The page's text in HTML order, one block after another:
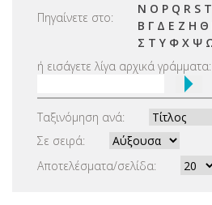
Πηγαίνετε στο:
N O P Q R S T
Β Γ Δ Ε Ζ Η Θ
Σ Τ Υ Φ Χ Ψ
ή εισάγετε λίγα αρχικά γράμματα:
Ταξινόμηση ανά:
Σε σειρά:
Αποτελέσματα/σελίδα: